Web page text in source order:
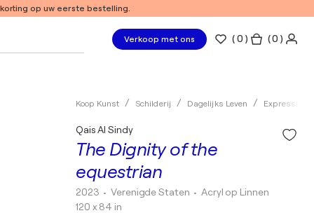
op uw eerste bestelling.
Verkoop met ons (0 ) ( 0 )
Koop Kunst Schilderij Dagelijks Leven
The Dignity of the
equestrian
Qais Al Sindy
2023 • Verenigde Staten •Acryl op Linnen
120 x 84 in